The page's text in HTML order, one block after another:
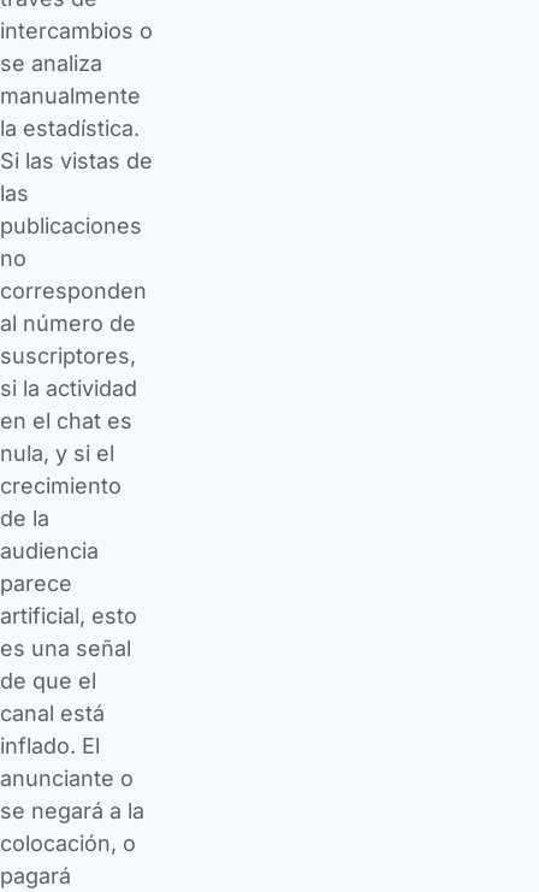
intercambios o
se analiza
manualmente
la estadística.
Si las vistas de
las
publicaciones
no
corresponden
al número de
suscriptores,
si la actividad
en el chat es
nula, y si el
crecimiento
de la
audiencia
parece
artificial, esto
es una señal
de que el
canal está
inflado. El
anunciante o
se negará a la
colocación, o
pagará